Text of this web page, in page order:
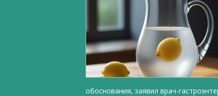
обоснования, заявил врач-